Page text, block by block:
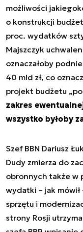
możliwości
o konstrukcji
proc. wydatków
Majszczyk
oznaczałoby
40 mld zł, co
projekt budżetu
zakres
wszystko byłoby
Szef BBN Dariusz
Dudy zmierza do
obronnych także w
wydatki – jak mówił
sprzętu i
strony Rosji